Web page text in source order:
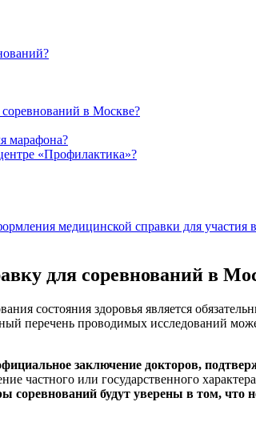
в Москве?
марафона?
«Профилактика»?
медицинской справки для участия
для соревнований в
состояния здоровья является
перечень проводимых исследований
заключение докторов,
частного или государственного
соревнований будут уверены в том,